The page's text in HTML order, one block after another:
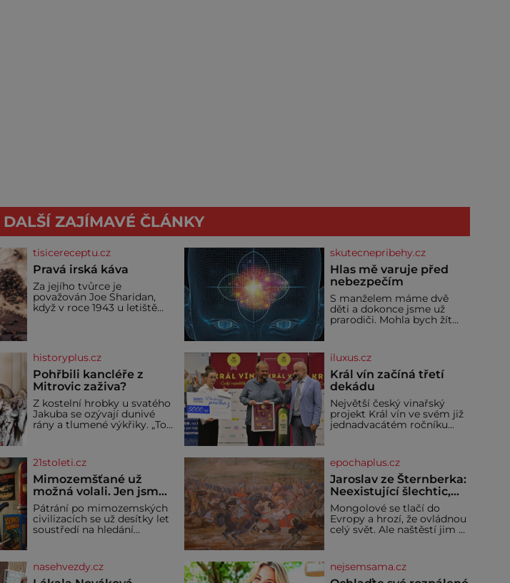
DALŠÍ ZAJÍMAVÉ ČLÁNKY
tisicereceptu.cz
Pravá irská káva
Za jejího tvůrce je
považován Joe Sharidan,
když v roce 1943 u letiště
nemohli pokračovat v cestě.
Povzbudil je tehdy kávou,
skutecnepribehy.cz
Hlas mě varuje před
nebezpečím
S manželem máme dvě
děti a dokonce jsme už
prarodiči. Mohla bych žít
nabourala mysl. Živím se
jako mzdová účetní a konec
měsíce je pro mě vždy
velice psychicky náročným
máme vnoučata, mi dcera
čím dál častěji volá o
pomoc, co se hlídání týče.
historyplus.cz
Pohřbili kancléře z
Mitrovic zaživa?
Z kostelní hrobky u svatého
Jakuba se ozývají dunivé
rány a tlumené výkřiky. „To
kopy grošů by se nikdo
neodvážil podzemní hrobku
otevřít a její poklop tak
raději jen skrápí svěcenou
vodou. Za několik dní divné
burácení skutečně ustane.
Když o mnoho let později
hrobku
iluxus.cz
Král vín začíná třetí
dekádu
Největší český vinařský
projekt Král vín ve svém již
jednadvacátém ročníku
porota z celkem 1260
vzorků od 157 vinařů. Král
vín, který se – i pře
21stoleti.cz
Mimozemšťané už
možná volali. Jen jsme
jejich zprávu
nedokázali rozpoznat
Pátrání po mimozemských
civilizacích se už desítky let
soustředí na hledání
sama vytvořila jen stěží.
Nová studie však naznačuje,
epochaplus.cz
Jaroslav ze Šternberka:
Neexistující šlechtic,
který z Moravy vyžene
Mongoly
Mongolové se tlačí do
Evropy a hrozí, že ovládnou
celý svět. Ale naštěstí jim v
království, které dokáže
dobyvatelské hordy
nasehvezdy.cz nejsemsama.cz